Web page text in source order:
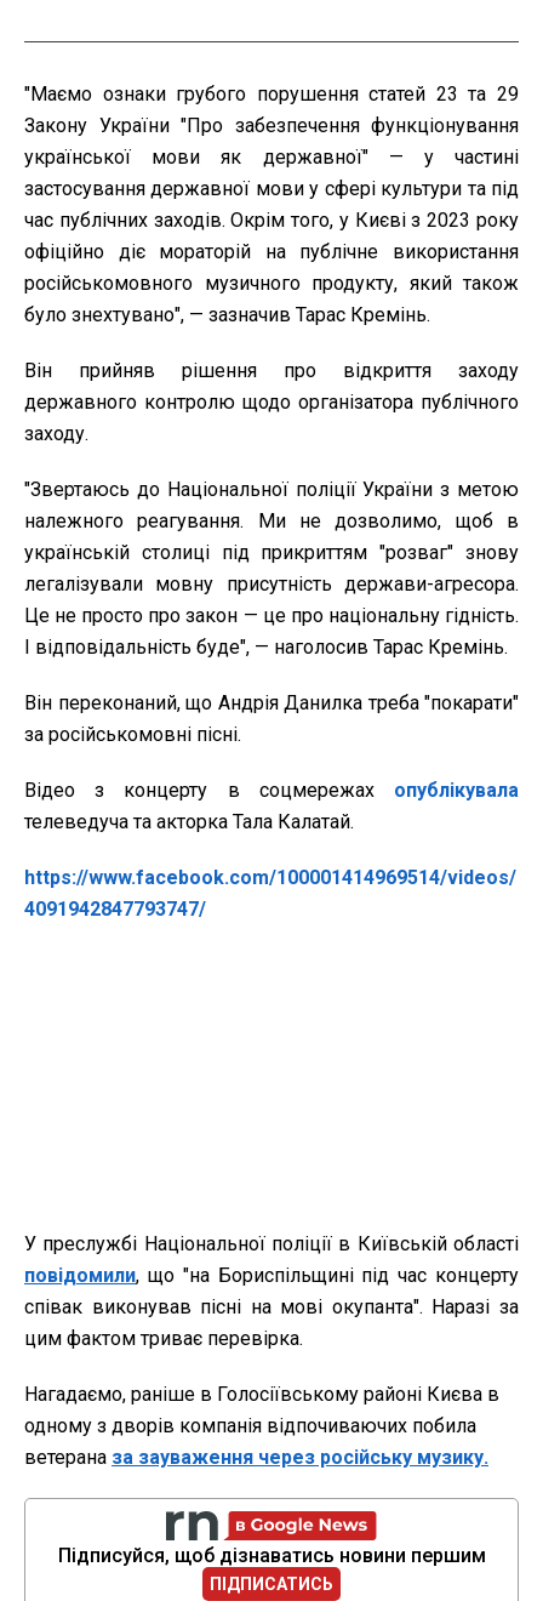
"Маємо ознаки грубого порушення статей 23 та 29
Закону України "Про забезпечення функціонування
української мови як державної" — у частині
застосування державної мови у сфері культури та під
час публічних заходів. Окрім того, у Києві з 2023 року
офіційно діє мораторій на публічне використання
російськомовного музичного продукту, який також
було знехтувано", — зазначив Тарас Кремінь.
Він прийняв рішення про відкриття заходу
державного контролю щодо організатора публічного
заходу.
"Звертаюсь до Національної поліції України з метою
належного реагування. Ми не дозволимо, щоб в
українській столиці під прикриттям "розваг" знову
легалізували мовну присутність держави-агресора.
Це не просто про закон — це про національну гідність.
І відповідальність буде", — наголосив Тарас Кремінь.
Він переконаний, що Андрія Данилка треба "покарати"
за російськомовні пісні.
Відео з концерту в соцмережах опублікувала
телеведуча та акторка Тала Калатай.
https://www.facebook.com/100001414969514/videos/
4091942847793747/
У преслужбі Національної поліції в Київській області
повідомили, що "на Бориспільщині під час концерту
співак виконував пісні на мові окупанта". Наразі за
цим фактом триває перевірка.
Нагадаємо, раніше в Голосіївському районі Києва в
одному з дворів компанія відпочиваючих побила
ветерана за зауваження через російську музику.
Підписуйся, щоб дізнаватись новини першим
ПІДПИСАТИСЬ